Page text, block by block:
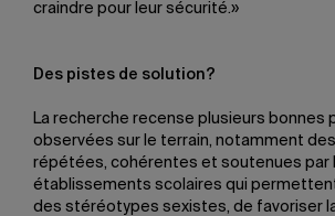
craindre pour leur sécurité.»
Des pistes de solution?
La recherche recense plusieurs bonnes
observées sur le terrain, notamment
répétées, cohérentes et soutenues par
établissements scolaires qui
des stéréotypes sexistes, de favoriser